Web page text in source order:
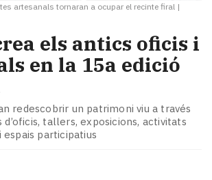
artesanals tornaran a ocupar el recinte firal |
els antics oficis i
en la 15a edició
redescobrir un patrimoni viu a través
tallers, exposicions, activitats
espais participatius